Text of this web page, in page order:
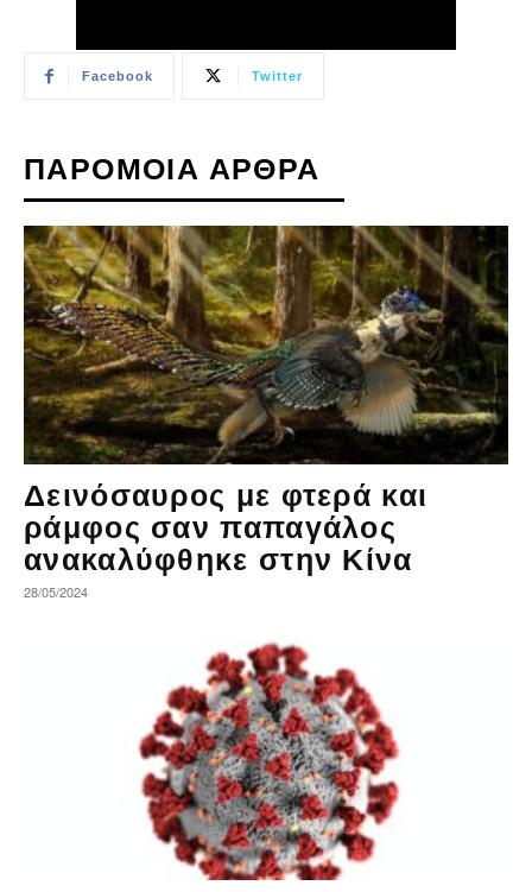
Facebook Twitter
ΠΑΡΟΜΟΙΑ ΑΡΘΡΑ
Δεινόσαυρος με φτερά και
ράμφος σαν παπαγάλος
ανακαλύφθηκε στην Κίνα
28/05/2024